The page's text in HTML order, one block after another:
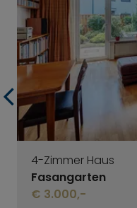
4-Zimmer Haus
Fasangarten
€ 3.000,-